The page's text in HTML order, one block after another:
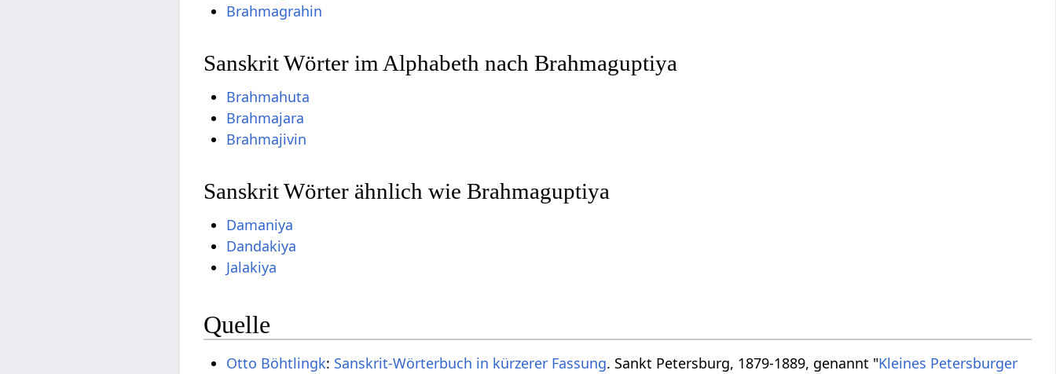
Brahmagrahin
Sanskrit Wörter im Alphabeth nach Brahmaguptiya
Brahmahuta
Brahmajara
Brahmajivin
Sanskrit Wörter ähnlich wie Brahmaguptiya
Damaniya
Dandakiya
Jalakiya
Quelle
Otto Böhtlingk: Sanskrit-Wörterbuch in kürzerer Fassung. Sankt Petersburg, 1879-1889, genannt "Kleines Petersburger